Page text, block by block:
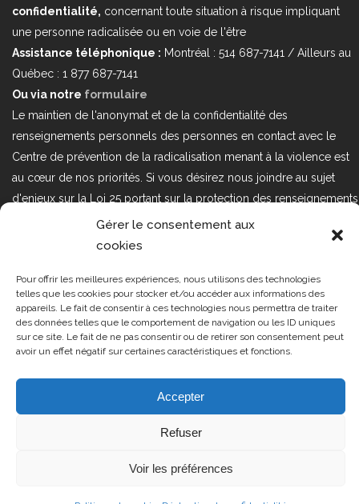
Gérer le consentement aux
cookies
Pour offrir les meilleures expériences, nous utilisons des technologies
telles que les cookies pour stocker et/ou accéder aux informations des
appareils. Le fait de consentir à ces technologies nous permettra de traiter
des données telles que le comportement de navigation ou les ID uniques
sur ce site. Le fait de ne pas consentir ou de retirer son consentement peut
avoir un effet négatif sur certaines caractéristiques et fonctions.
Accepter
Refuser
Voir les préférences
confidentialité, concernant toute situation à risque impliquant
une personne radicalisée ou en voie de l'être
Assistance téléphonique : Montréal : 514 687-7141 / Ailleurs au
Québec : 1 877 687-7141
Ou via notre formulaire
Le maintien de l'anonymat et de la confidentialité des
renseignements personnels des personnes en contact avec le
Centre de prévention de la radicalisation menant à la violence est
au cœur de nos priorités. Si vous désirez nous joindre au sujet
d'enjeux sur la Loi 25 portant sur la protection des renseignements
personnels dans le secteur privé, veuillez communiquer avec
nous à l'adresse courriel suivant : loi25@cprmv.org Pour en savoir
Tous droits réservés @2019CPRMV
| Centre de prévention de la
radicalisation menant à la violence
(CPRMV)